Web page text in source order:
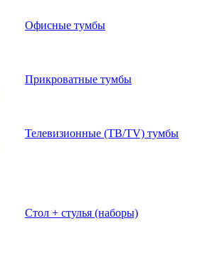
Офисные тумбы
Прикроватные тумбы
Телевизионные (ТВ/TV) тумбы
Стол + стулья (наборы)